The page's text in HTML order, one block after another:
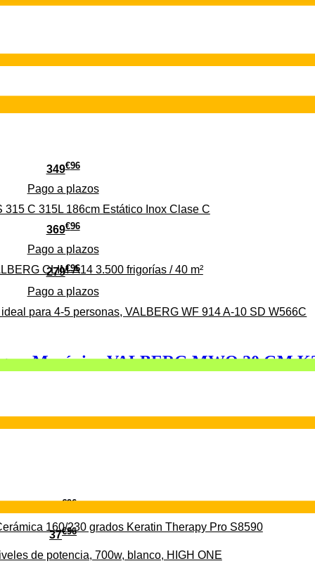
279€96
Pago a plazos
para 4-5 personas, VALBERG WF 914 A-10 SD W566C
349€96
Pago a plazos
C 315L 186cm Estático Inox Clase C
37€96
de potencia, 700w, blanco, HIGH ONE
369€96
Pago a plazos
CLIM-A14 3.500 frigorías / 40 m²
€96
160/230 grados Keratin Therapy Pro S8590
Mecánico VALBERG MWO 20 GM